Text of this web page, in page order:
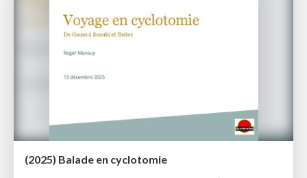
(2025) Balade en cyclotomie